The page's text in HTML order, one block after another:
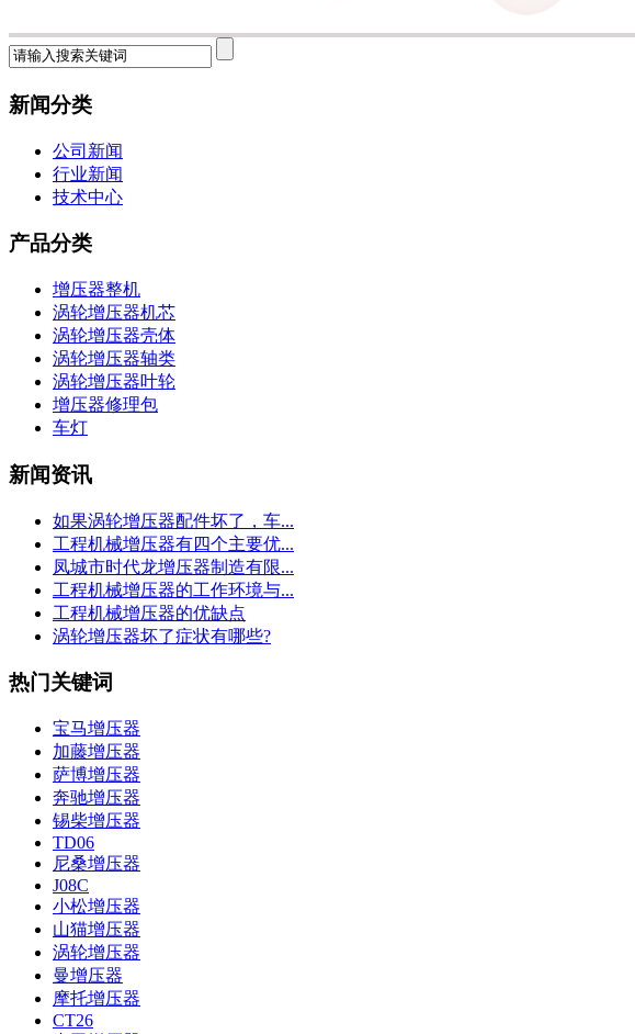
新闻分类
公司新闻
行业新闻
技术中心
产品分类
增压器整机
涡轮增压器机芯
涡轮增压器壳体
涡轮增压器轴类
涡轮增压器叶轮
增压器修理包
车灯
新闻资讯
如果涡轮增压器配件坏了，车...
工程机械增压器有四个主要优...
凤城市时代龙增压器制造有限...
工程机械增压器的工作环境与...
工程机械增压器的优缺点
涡轮增压器坏了症状有哪些?
热门关键词
宝马增压器
加藤增压器
萨博增压器
奔驰增压器
锡柴增压器
TD06
尼桑增压器
J08C
小松增压器
山猫增压器
涡轮增压器
曼增压器
摩托增压器
CT26